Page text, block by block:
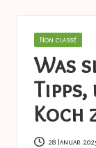
o
n
n
e
s
Posted
Non classé
Was
Koch
28 Januar